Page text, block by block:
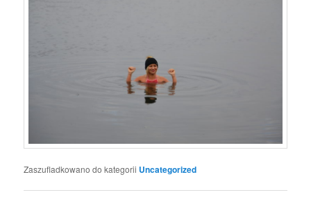
Zaszufladkowano do kategorii Uncategorized